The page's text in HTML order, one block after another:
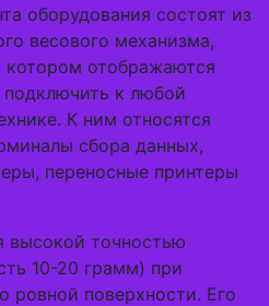
оборудования состоят из
весового механизма,
котором отображаются
к любой
К ним относятся
сбора данных,
переносные принтеры
высокой точностью
10-20 грамм) при
ровной поверхности. Его